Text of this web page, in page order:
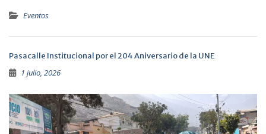
Eventos
Pasacalle Institucional por el 204 Aniversario de la UNE
1 julio, 2026